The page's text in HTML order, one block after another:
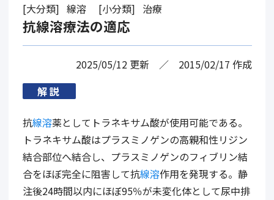
大分類 線溶 小分類 治療
抗線溶療法の適応
2025/05/12 更新 2015/02/17 作成
解説
抗線溶薬としてトラネキサム酸が使用可能である。
トラネキサム酸はプラスミノゲンの高親和性リジン
結合部位へ結合し、プラスミノゲンのフィブリン結
合をほぼ完全に阻害して抗線溶作用を発現する。静
注後24時間以内にほぼ95％が未変化体として尿中排